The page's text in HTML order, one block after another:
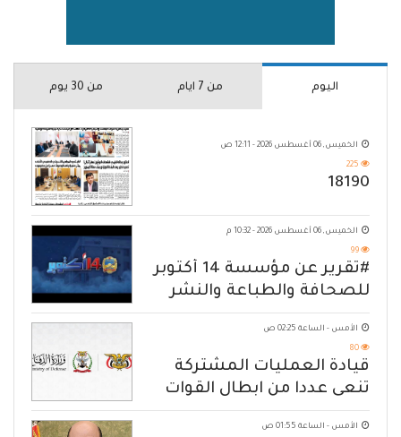
اليوم من 7 ايام من 30 يوم
الخميس, 06 أغسطس 2026 - 12:11 ص
225
18190
الخميس, 06 أغسطس 2026 - 10:32 م
99
#تقرير عن مؤسسة 14 أكتوبر
للصحافة والطباعة والنشر
الأمس - الساعة 02:25 ص
80
قيادة العمليات المشتركة
تنعى عددا من ابطال القوات
المسلحة
الأمس - الساعة 01:55 ص